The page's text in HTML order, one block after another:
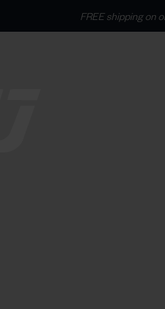
Free shipping from €60 -